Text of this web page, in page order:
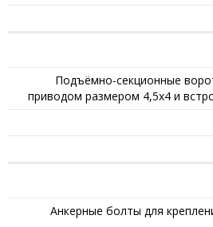
Подъёмно-секционные
приводом размером 4,5х4 и
Анкерные болты для